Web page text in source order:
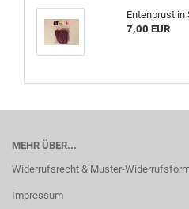
Entenbrust in
7,00 EUR
MEHR ÜBER...
Widerrufsrecht & Muster-
Impressum